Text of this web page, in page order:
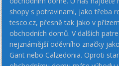
shopy s potravinami, jako třeba
tesco.cz, přesně tak jako v
obchodních domů. V dalších
nejznámější oděvního značky
Gant nebo Calzedonia. Oproti